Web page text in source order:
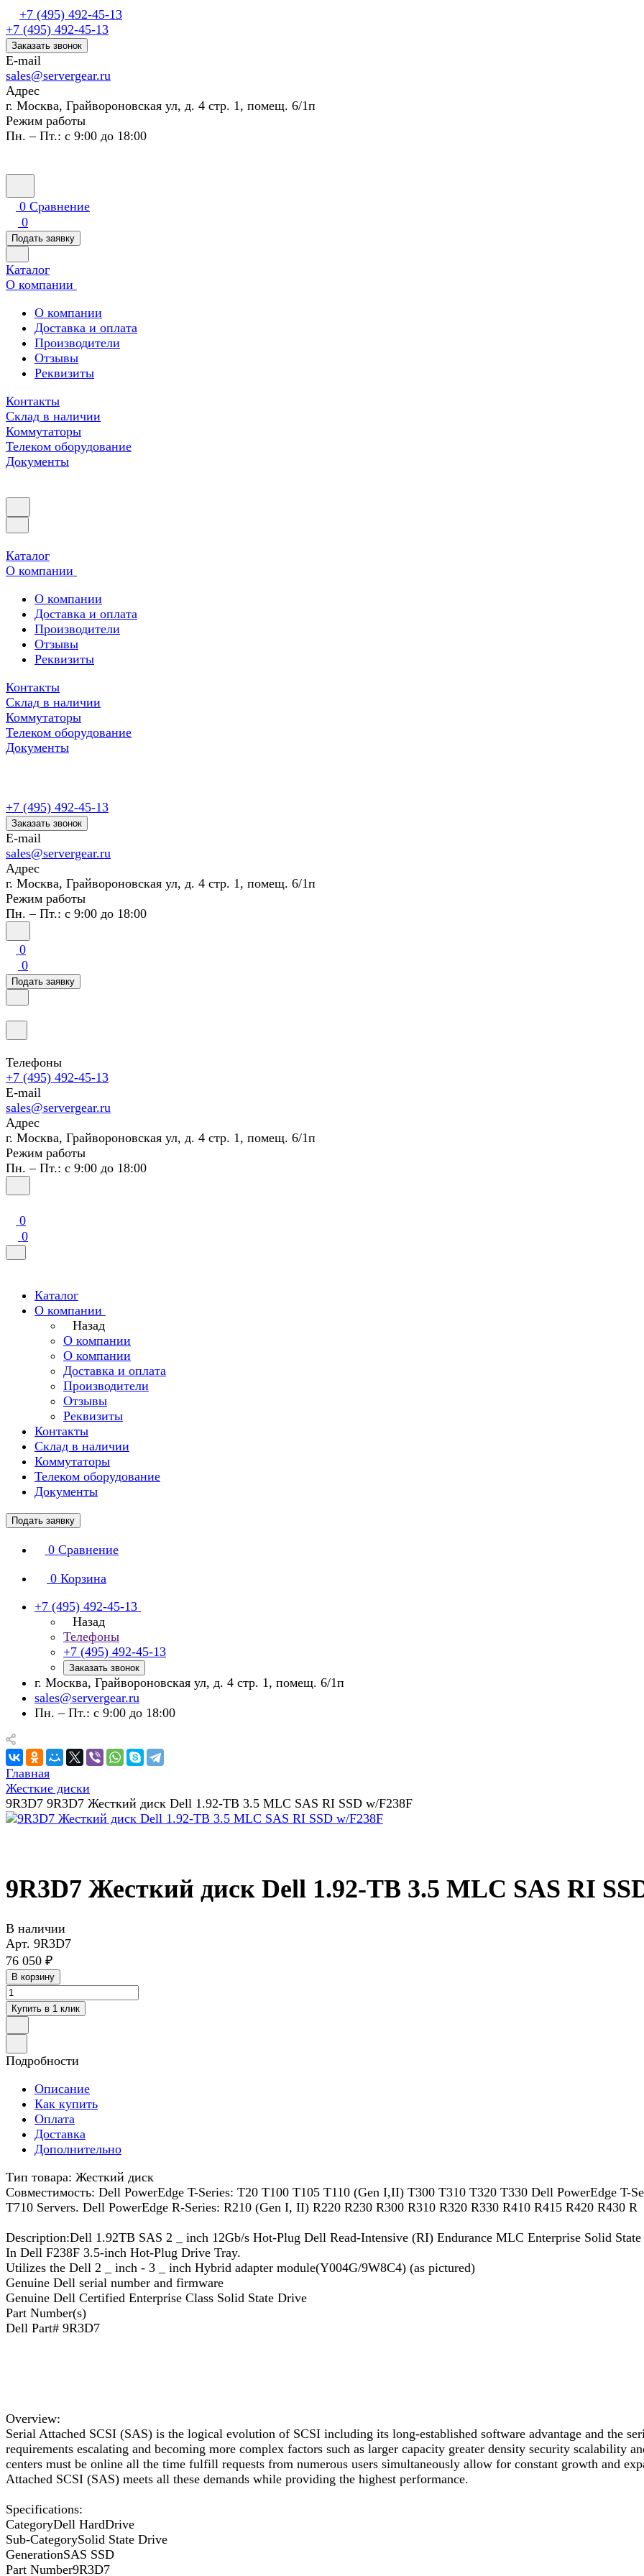
+7 (495) 492-45-13
+7 (495) 492-45-13
Заказать звонок
E-mail
sales@servergear.ru
Адрес
г. Москва, Грайвороновская ул, д. 4 стр. 1, помещ. 6/1п
Режим работы
Пн. – Пт.: с 9:00 до 18:00
0 Сравнение
0
Подать заявку
Каталог
О компании
О компании
Доставка и оплата
Производители
Отзывы
Реквизиты
Контакты
Склад в наличии
Коммутаторы
Телеком оборудование
Документы
Каталог
О компании
О компании
Доставка и оплата
Производители
Отзывы
Реквизиты
Контакты
Склад в наличии
Коммутаторы
Телеком оборудование
Документы
+7 (495) 492-45-13
Заказать звонок
E-mail
sales@servergear.ru
Адрес
г. Москва, Грайвороновская ул, д. 4 стр. 1, помещ. 6/1п
Режим работы
Пн. – Пт.: с 9:00 до 18:00
0
0
Подать заявку
Телефоны
+7 (495) 492-45-13
E-mail
sales@servergear.ru
Адрес
г. Москва, Грайвороновская ул, д. 4 стр. 1, помещ. 6/1п
Режим работы
Пн. – Пт.: с 9:00 до 18:00
0
0
Каталог
О компании
Назад
О компании
О компании
Доставка и оплата
Производители
Отзывы
Реквизиты
Контакты
Склад в наличии
Коммутаторы
Телеком оборудование
Документы
Подать заявку
0 Сравнение
0 Корзина
+7 (495) 492-45-13
Назад
Телефоны
+7 (495) 492-45-13
Заказать звонок
г. Москва, Грайвороновская ул, д. 4 стр. 1, помещ. 6/1п
sales@servergear.ru
Пн. – Пт.: с 9:00 до 18:00
Главная
Жесткие диски
9R3D7 9R3D7 Жесткий диск Dell 1.92-TB 3.5 MLC SAS RI SSD w/F238F
9R3D7 Жесткий диск Dell 1.92-TB 3.5 MLC SAS RI
В наличии
Арт. 9R3D7
76 050 ₽
В корзину
Купить в 1 клик
Подробности
Описание
Как купить
Оплата
Доставка
Дополнительно
Тип товара: Жесткий диск
Совместимость: Dell PowerEdge T-Series: T20 T100 T105 T110 (Gen I,II) T300 T310 T320 T330 Dell PowerEdge T-
T710 Servers. Dell PowerEdge R-Series: R210 (Gen I, II) R220 R230 R300 R310 R320 R330 R410 R415 R420 R430 R
Description:Dell 1.92TB SAS 2 _ inch 12Gb/s Hot-Plug Dell Read-Intensive (RI) Endurance MLC Enterprise Solid
In Dell F238F 3.5-inch Hot-Plug Drive Tray.
Utilizes the Dell 2 _ inch - 3 _ inch Hybrid adapter module(Y004G/9W8C4) (as pictured)
Genuine Dell serial number and firmware
Genuine Dell Certified Enterprise Class Solid State Drive
Part Number(s)
Dell Part# 9R3D7
Overview:
Serial Attached SCSI (SAS) is the logical evolution of SCSI including its long-established software advantage and the
requirements escalating and becoming more complex factors such as larger capacity greater density security scalability
centers must be online all the time fulfill requests from numerous users simultaneously allow for constant growth and
Attached SCSI (SAS) meets all these demands while providing the highest performance.
Specifications:
CategoryDell HardDrive
Sub-CategorySolid State Drive
GenerationSAS SSD
Part Number9R3D7